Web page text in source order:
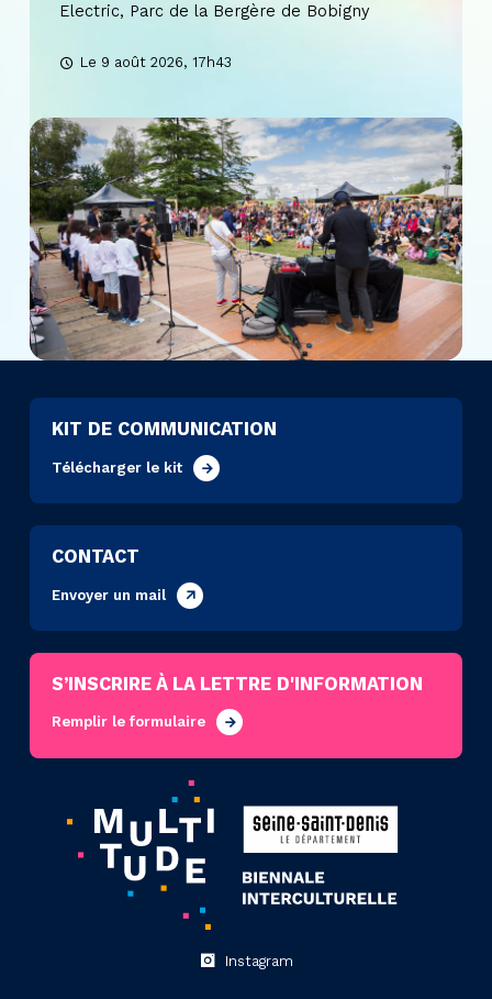
Electric, Parc de la Bergère de Bobigny
Le 9 août 2026, 17h43
KIT DE COMMUNICATION
Télécharger le kit
CONTACT
Envoyer un mail
S’INSCRIRE À LA LETTRE D'INFORMATION
Remplir le formulaire
Instagram